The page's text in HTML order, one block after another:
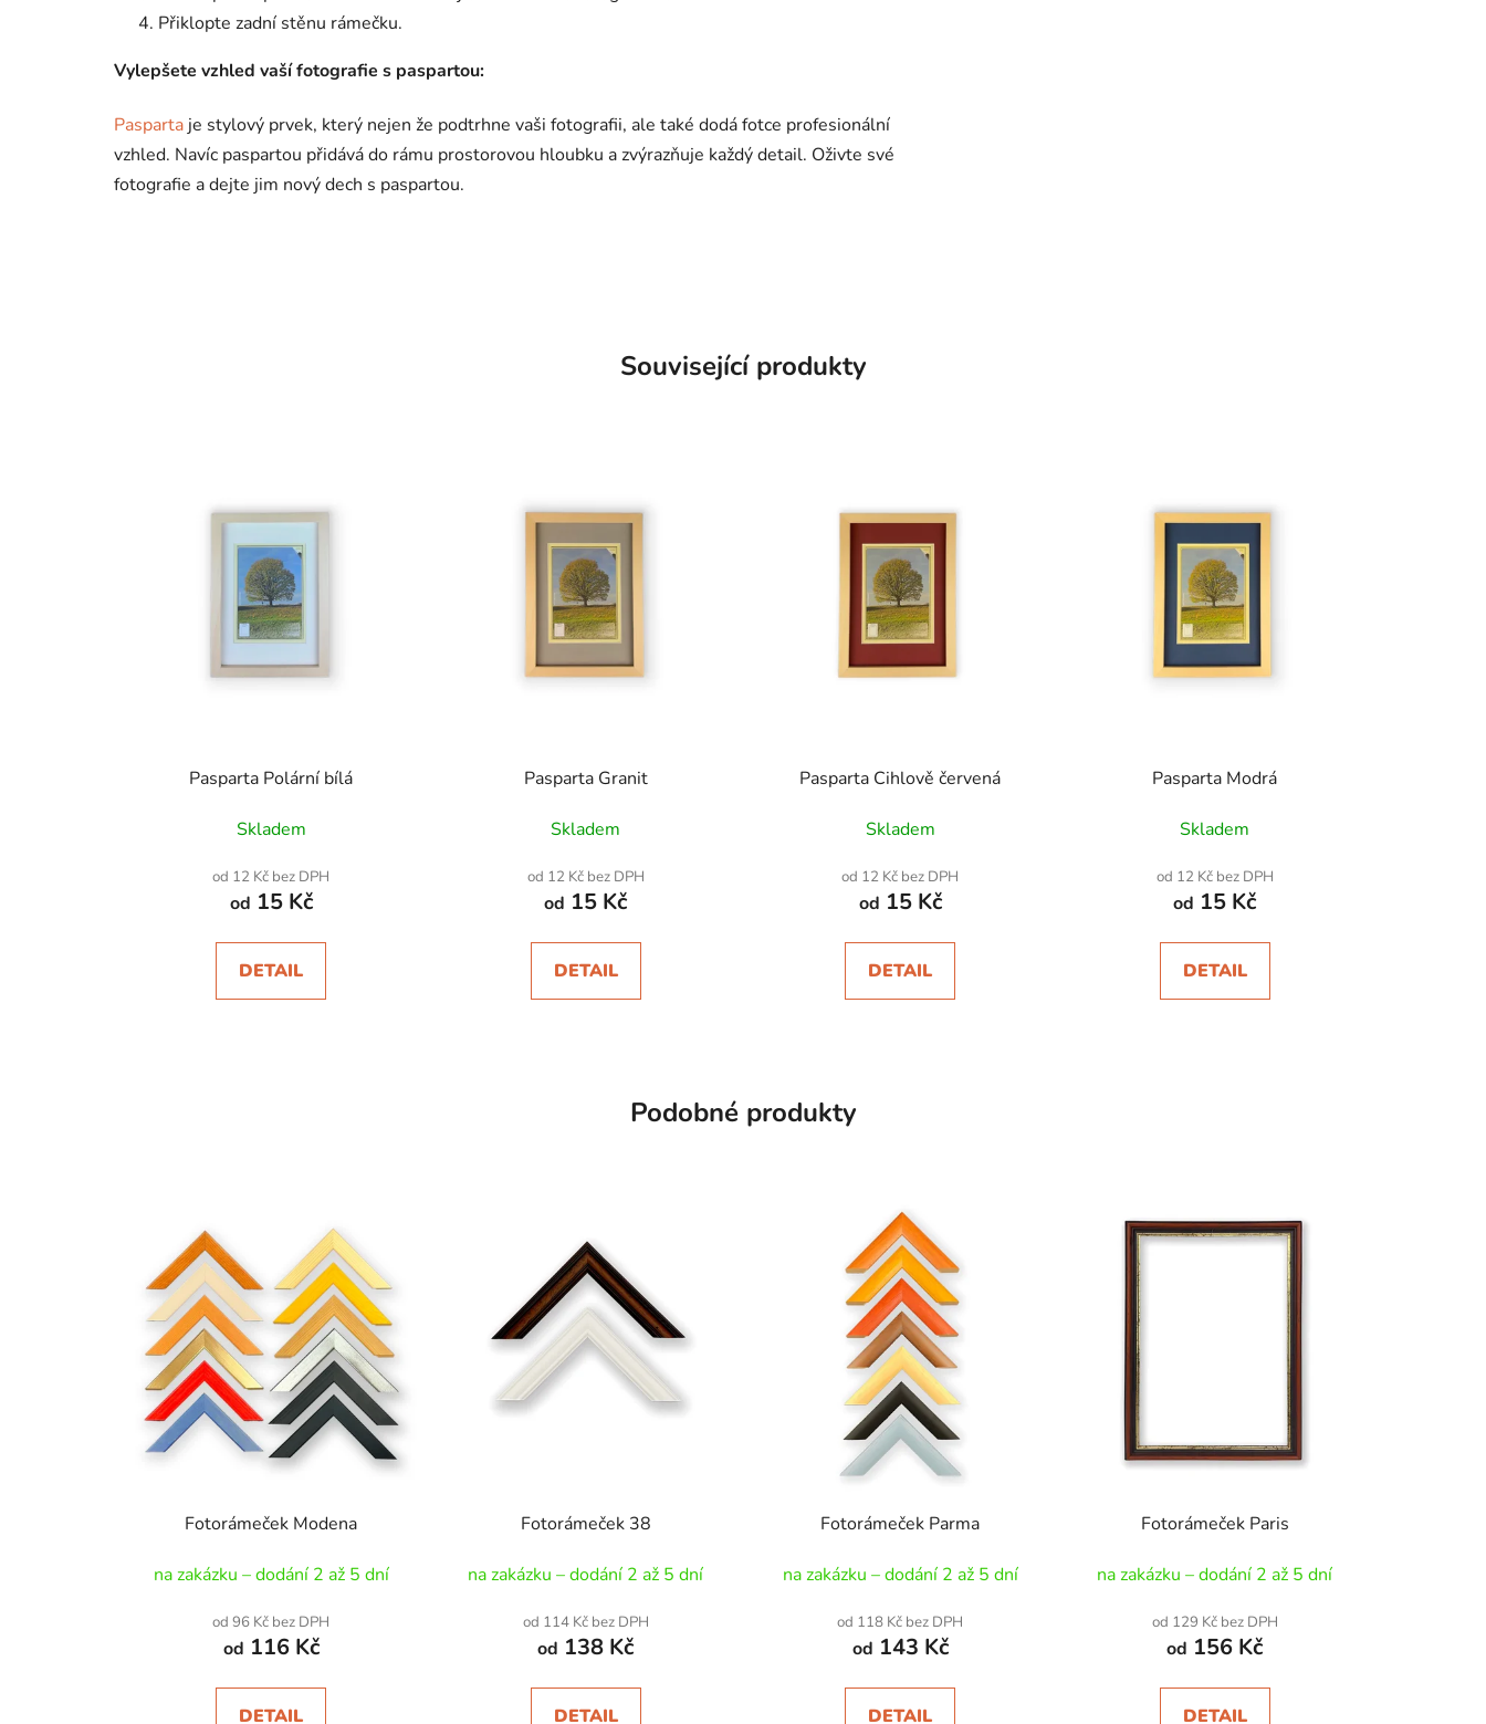
Přiklopte zadní stěnu rámečku.
Vylepšete vzhled vaší fotografie s paspartou:
Pasparta je stylový prvek, který nejen že podtrhne vaši fotografii, ale také dodá fotce profesionální
vzhled. Navíc paspartou přidává do rámu prostorovou hloubku a zvýrazňuje každý detail. Oživte své
fotografie a dejte jim nový dech s paspartou.
Související produkty
Pasparta Polární bílá
Skladem
od 12 Kč bez DPH
od 15 Kč
DETAIL
Pasparta Granit
Skladem
od 12 Kč bez DPH
od 15 Kč
DETAIL
Pasparta Cihlově červená
Skladem
od 12 Kč bez DPH
od 15 Kč
DETAIL
Pasparta Modrá
Skladem
od 12 Kč bez DPH
od 15 Kč
DETAIL
Podobné produkty
Fotorámeček Modena
na zakázku – dodání 2 až 5 dní
od 96 Kč bez DPH
od 116 Kč
DETAIL
Fotorámeček 38
na zakázku – dodání 2 až 5 dní
od 114 Kč bez DPH
od 138 Kč
DETAIL
Fotorámeček Parma
na zakázku – dodání 2 až 5 dní
od 118 Kč bez DPH
od 143 Kč
DETAIL
Fotorámeček Paris
na zakázku – dodání 2 až 5 dní
od 129 Kč bez DPH
od 156 Kč
DETAIL